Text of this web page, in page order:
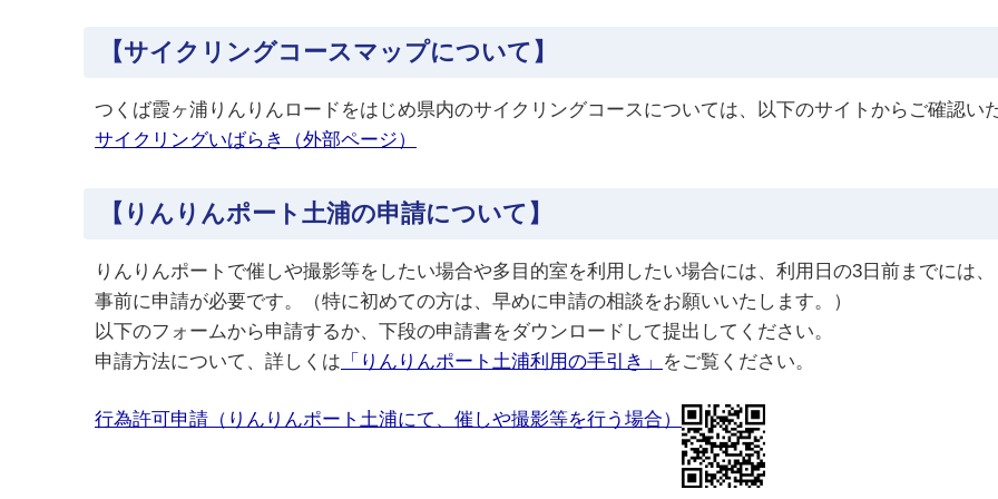
【サイクリングコースマップについて】
つくば霞ヶ浦りんりんロードをはじめ県内のサイクリングコースについては、以下のサイトからご確認い
サイクリングいばらき（外部ページ）
【りんりんポート土浦の申請について】
りんりんポートで催しや撮影等をしたい場合や多目的室を利用したい場合には、利用日の3日前までには、
事前に申請が必要です。（特に初めての方は、早めに申請の相談をお願いいたします。）
以下のフォームから申請するか、下段の申請書をダウンロードして提出してください。
申請方法について、詳しくは 「りんりんポート土浦利用の手引き」 をご覧ください。
行為許可申請（りんりんポート土浦にて、催しや撮影等を行う場合）